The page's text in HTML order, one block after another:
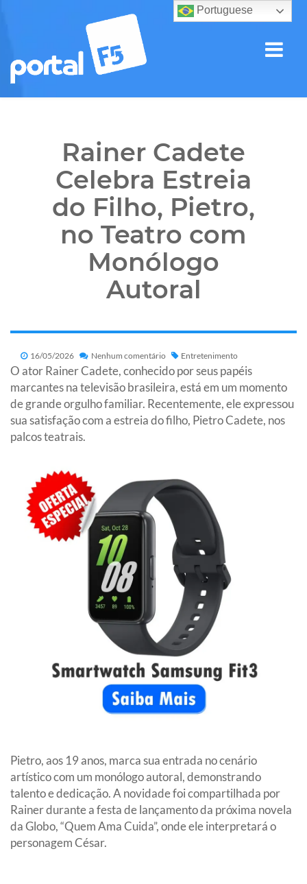
Rainer Cadete
Celebra Estreia
do Filho, Pietro,
no Teatro com
Monólogo
Autoral
16/05/2026 Nenhum comentário Entretenimento
O ator Rainer Cadete, conhecido por seus papéis
marcantes na televisão brasileira, está em um momento
de grande orgulho familiar. Recentemente, ele expressou
sua satisfação com a estreia do filho, Pietro Cadete, nos
palcos teatrais.
Pietro, aos 19 anos, marca sua entrada no cenário
artístico com um monólogo autoral, demonstrando
talento e dedicação. A novidade foi compartilhada por
Rainer durante a festa de lançamento da próxima novela
da Globo, “Quem Ama Cuida”, onde ele interpretará o
personagem César.
Portuguese